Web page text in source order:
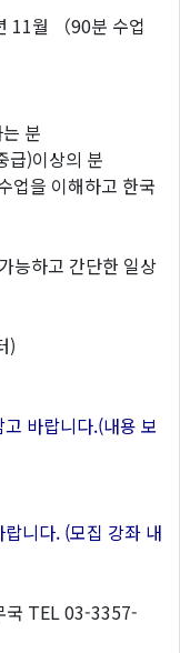
월 （90분 수업
분
급)이상의 분
이해하고 한국
간단한 일상
)
바랍니다.(내용 보
니다. (모집 강좌 내
국 TEL 03-3357-